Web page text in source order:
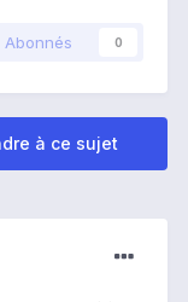
Abonnés 0
à ce sujet